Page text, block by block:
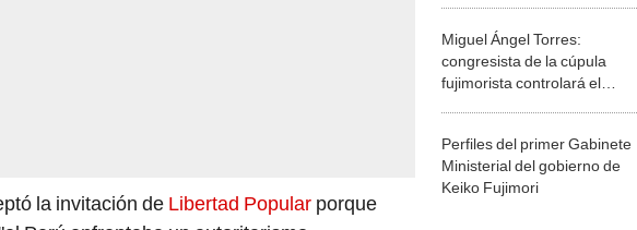
la invitación de Libertad Popular porque
Miguel Ángel Torres:
congresista de la cúpula
fujimorista controlará el
Perfiles del primer Gabinete
Ministerial del gobierno de
Keiko Fujimori